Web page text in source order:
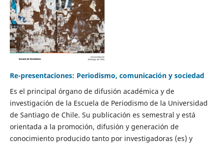
Re-presentaciones: Periodismo, comunicación y sociedad
Es el principal órgano de difusión académica y de
investigación de la Escuela de Periodismo de la Universidad
de Santiago de Chile. Su publicación es semestral y está
orientada a la promoción, difusión y generación de
conocimiento producido tanto por investigadoras (es) y